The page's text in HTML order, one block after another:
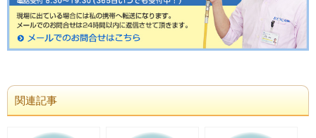
関連記事